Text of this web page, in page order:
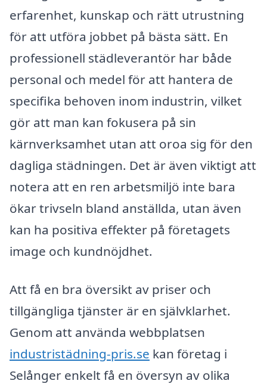
erfarenhet, kunskap och rätt utrustning
för att utföra jobbet på bästa sätt. En
professionell städleverantör har både
personal och medel för att hantera de
specifika behoven inom industrin, vilket
gör att man kan fokusera på sin
kärnverksamhet utan att oroa sig för den
dagliga städningen. Det är även viktigt att
notera att en ren arbetsmiljö inte bara
ökar trivseln bland anställda, utan även
kan ha positiva effekter på företagets
image och kundnöjdhet.
Att få en bra översikt av priser och
tillgängliga tjänster är en självklarhet.
Genom att använda webbplatsen
industristädning-pris.se kan företag i
Selånger enkelt få en översyn av olika